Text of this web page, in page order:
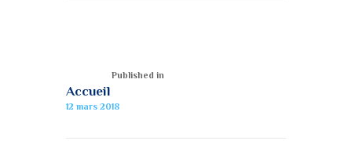
Published in
Accueil
12 mars 2018